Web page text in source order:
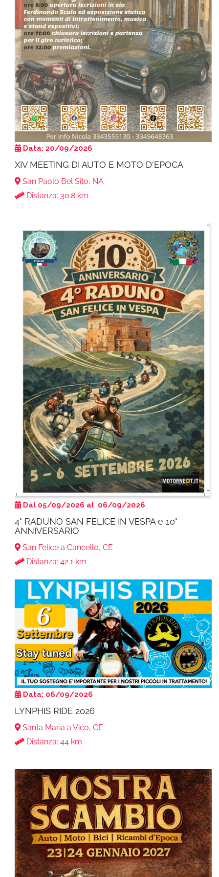
Data: 20/09/2026
XIV MEETING DI AUTO E MOTO D'EPOCA
San Paolo Bel Sito, NA
Distanza: 30.8 km
Dal 05/09/2026 al 06/09/2026
4° RADUNO SAN FELICE IN VESPA e 10°
ANNIVERSARIO
San Felice a Cancello, CE
Distanza: 42.1 km
Data: 06/09/2026
LYNPHIS RIDE 2026
Santa Maria a Vico, CE
Distanza: 44 km